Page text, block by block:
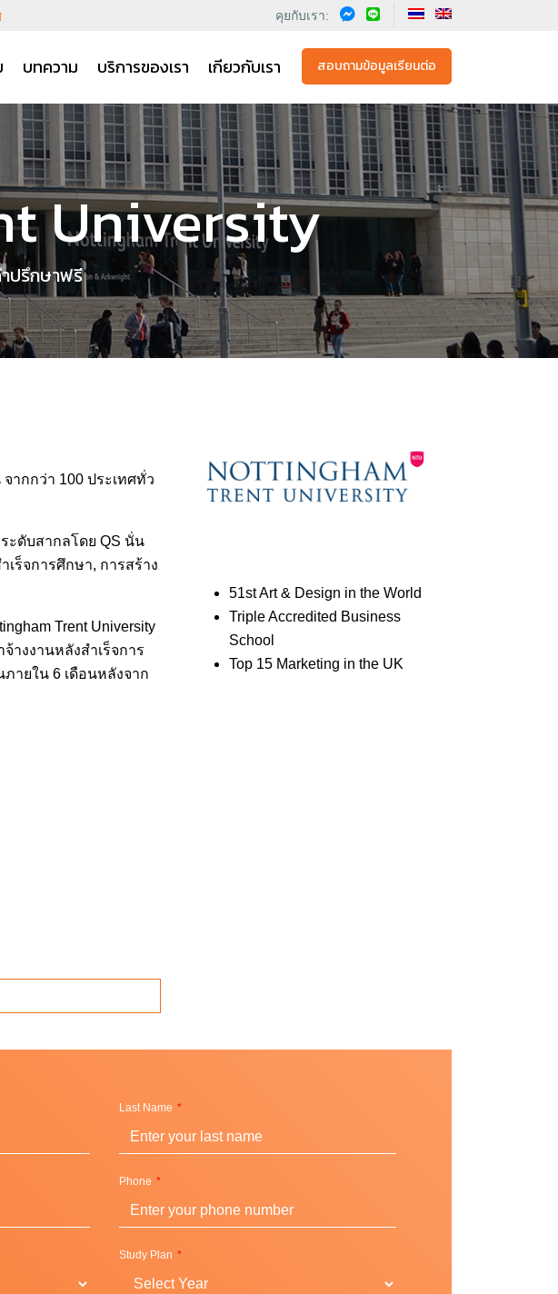
คุยกับเรา:
บทความ บริการของเรา เกียวกับเรา สอบถามข้อมูลเรียนต่อ
University
ปรึกษาฟรี
ากกว่า 100 ประเทศทั่ว
ะดับสากลโดย QS นั่น
ร็จการศึกษา, การสร้าง
Trent University
างงานหลังสำเร็จการ
ายใน 6 เดือนหลังจาก
51st Art & Design in the World
Triple Accredited Business
School
Top 15 Marketing in the UK
Last Name
Phone
Study Plan